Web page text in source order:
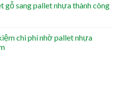
gỗ sang pallet nhựa thành công
chi phí nhờ pallet nhựa